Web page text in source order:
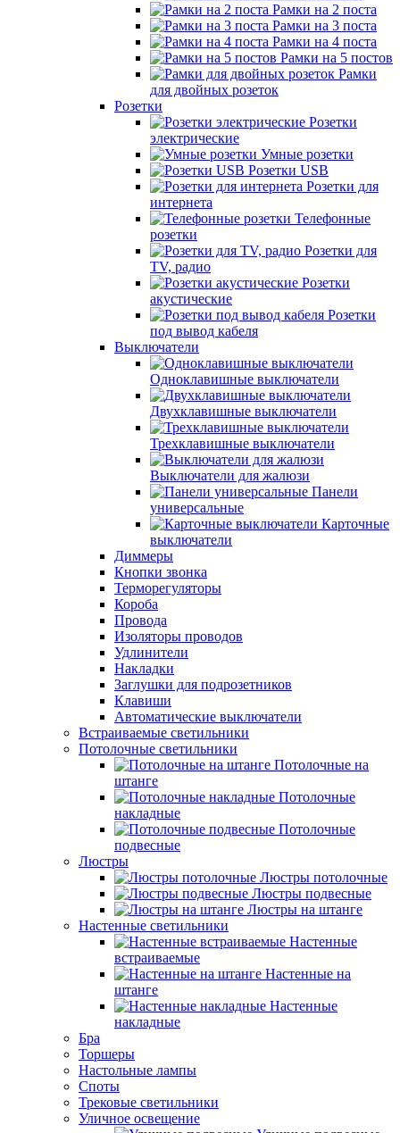
Рамки на 2 поста
Рамки на 3 поста
Рамки на 4 поста
Рамки на 5 постов
Рамки
для двойных розеток
Розетки
Розетки
электрические
Умные розетки
Розетки USB
Розетки для
интернета
Телефонные
розетки
Розетки для
TV, радио
Розетки
акустические
Розетки
под вывод кабеля
Выключатели
Одноклавишные выключатели
Двухклавишные выключатели
Трехклавишные выключатели
Выключатели для жалюзи
Панели
универсальные
Карточные
выключатели
Диммеры
Кнопки звонка
Терморегуляторы
Короба
Провода
Изоляторы проводов
Удлинители
Накладки
Заглушки для подрозетников
Клавиши
Автоматические выключатели
Встраиваемые светильники
Потолочные светильники
Потолочные на
штанге
Потолочные
накладные
Потолочные
подвесные
Люстры
Люстры потолочные
Люстры подвесные
Люстры на штанге
Настенные светильники
Настенные
встраиваемые
Настенные на
штанге
Настенные
накладные
Бра
Торшеры
Настольные лампы
Споты
Трековые светильники
Уличное освещение